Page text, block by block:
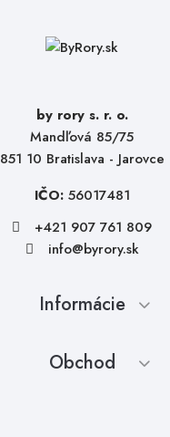
by rory s. r. o.
Mandľová 85/75
851 10 Bratislava - Jarovce
IČO: 56017481
+421 907 761 809
info@byrory.sk
Informácie
Obchod